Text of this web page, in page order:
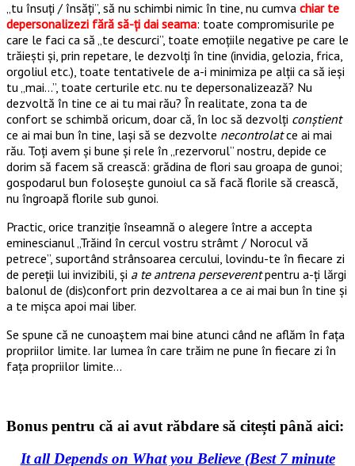
„tu însuți / însăți”, să nu schimbi nimic în tine, nu cumva chiar te
depersonalizezi fără să-ți dai seama: toate compromisurile pe
care le faci ca să „te descurci”, toate emoțiile negative pe care le
trăiești și, prin repetare, le dezvolți în tine (invidia, gelozia, frica,
orgoliul etc.), toate tentativele de a-i minimiza pe alții ca să ieși
tu „mai…”, toate certurile etc. nu te depersonalizează? Nu
dezvoltă în tine ce ai tu mai rău? În realitate, zona ta de
confort se schimbă oricum, doar că, în loc să dezvolți conștient
ce ai mai bun în tine, lași să se dezvolte necontrolatce ai mai
rău. Toți avem și bune și rele în „rezervorul” nostru, depide ce
dorim să facem să crească: grădina de flori sau groapa de gunoi;
gospodarul bun folosește gunoiul ca să facă florile să crească,
nu îngroapă florile sub gunoi.
Practic, orice tranziție înseamnă o alegere între a accepta
eminescianul „Trăind în cercul vostru strâmt / Norocul vă
petrece”, suportând strânsoarea cercului, lovindu-te în fiecare zi
de pereții lui invizibili, și a te antrena perseverentpentru a-ți lărgi
balonul de (dis)confort prin dezvoltarea a ce ai mai bun în tine și
a te mișca apoi mai liber.
Se spune că ne cunoaștem mai bine atunci când ne aflăm în fața
propriilor limite. Iar lumea în care trăim ne pune în fiecare zi în
fața propriilor limite…
Bonus pentru că ai avut răbdare să citești până aici:
It all Depends on What you Believe (Best 7 minute